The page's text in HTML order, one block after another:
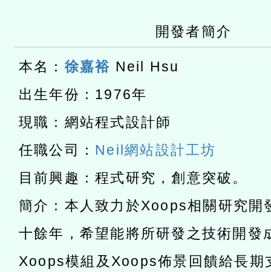
進學校輔導計畫師資專業
計畫
讀推動專業研習
科技賦能─人工智慧(AI)工
程
A3數位素養講師名單
「數位內容與教學軟體線
赴陸應申請許可一案
轉知經濟部水利署委託財
研究院辦理「115年表揚
位及節水達人選拔活動」
115年8月22日(星期六)辦
市孔廟祈福系列活動—儒
航」
2026年桃園地景藝術節教
「2026桃園藝術巡演」活
開發者簡介
本名： 徐嘉裕 Neil Hsu
出生年份：1976年
現職：網站程式設計師
任職公司： Neil網站設計工坊
目前興趣：程式研究，創意突破。
簡介：本人致力於Xoops相關研究開
十餘年，希望能將所研發之技術開發
Xoops模組及Xoops佈景回饋給長期